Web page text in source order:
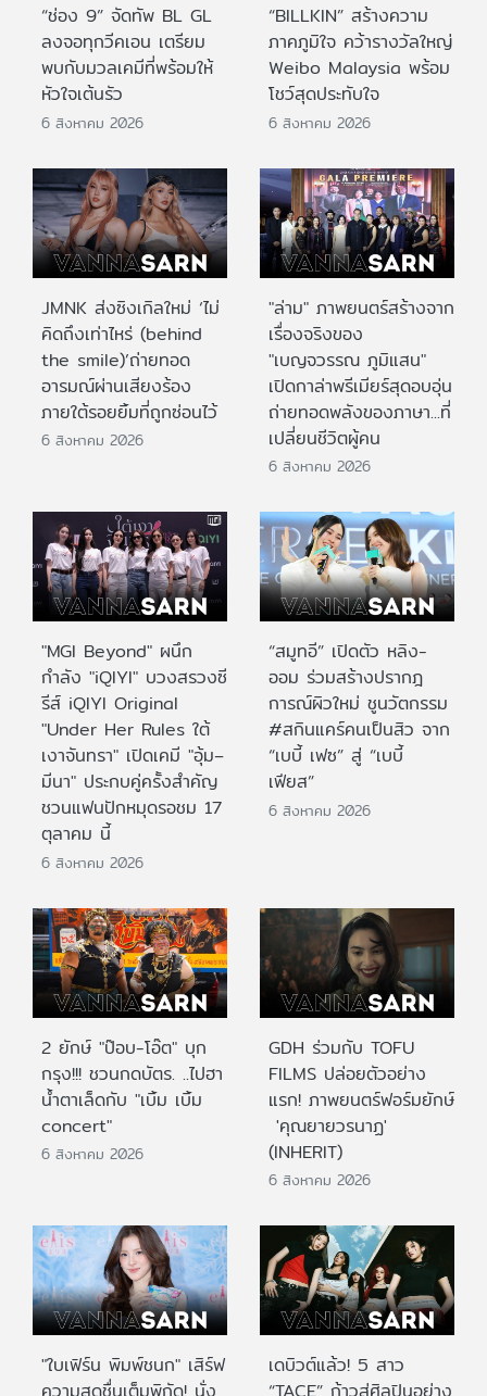
“ช่อง 9” จัดทัพ BL GL
ลงจอทุกวีคเอน เตรียม
พบกับมวลเคมีที่พร้อมให้
หัวใจเต้นรัว
6 สิงหาคม 2026
“BILLKIN” สร้างความ
ภาคภูมิใจ คว้ารางวัลใหญ่
Weibo Malaysia พร้อม
โชว์สุดประทับใจ
6 สิงหาคม 2026
JMNK ส่งซิงเกิลใหม่ ‘ไม่
คิดถึงเท่าไหร่ (behind
the smile)’ถ่ายทอด
อารมณ์ผ่านเสียงร้อง
ภายใต้รอยยิ้มที่ถูกซ่อนไว้
6 สิงหาคม 2026
"ล่าม" ภาพยนตร์สร้างจาก
เรื่องจริงของ
"เบญจวรรณ ภูมิแสน"
เปิดกาล่าพรีเมียร์สุดอบอุ่น
ถ่ายทอดพลังของภาษา...ที่
เปลี่ยนชีวิตผู้คน
6 สิงหาคม 2026
"MGI Beyond" ผนึก
กำลัง "iQIYI" บวงสรวงซี
รีส์ iQIYI Original
"Under Her Rules ใต้
เงาจันทรา" เปิดเคมี "อุ้ม–
มีนา" ประกบคู่ครั้งสำคัญ
ชวนแฟนปักหมุดรอชม 17
ตุลาคม นี้
6 สิงหาคม 2026
“สมูทอี” เปิดตัว หลิง-
ออม ร่วมสร้างปรากฎ
การณ์ผิวใหม่ ชูนวัตกรรม
#สกินแคร์คนเป็นสิว จาก
“เบบี้ เฟซ” สู่ “เบบี้
เฟียส”
6 สิงหาคม 2026
2 ยักษ์ "ป๊อบ-โอ๊ต" บุก
กรุง!!! ชวนกดบัตร. ..ไปฮา
น้ำตาเล็ดกับ "เบิ้ม เบิ้ม
concert"
6 สิงหาคม 2026
GDH ร่วมกับ TOFU
FILMS ปล่อยตัวอย่าง
แรก! ภาพยนตร์ฟอร์มยักษ์
'คุณยายวรนาฏ'
(INHERIT)
6 สิงหาคม 2026
"ใบเฟิร์น พิมพ์ชนก" เสิร์ฟ
เดบิวต์แล้ว! 5 สาว